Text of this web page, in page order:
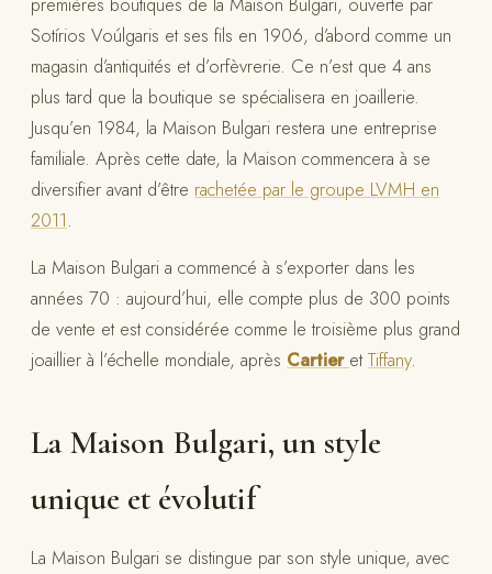
Sotírios Voúlgaris et ses fils en 1906, d’abord comme un
magasin d’antiquités et d’orfèvrerie. Ce n’est que 4 ans
plus tard que la boutique se spécialisera en joaillerie.
Jusqu’en 1984, la Maison Bulgari restera une entreprise
familiale. Après cette date, la Maison commencera à se
diversifier avant d’être rachetée par le groupe LVMH en
2011.
La Maison Bulgari a commencé à s’exporter dans les
années 70 : aujourd’hui, elle compte plus de 300 points
de vente et est considérée comme le troisième plus grand
joaillier à l’échelle mondiale, après Cartier etTiffany.
La Maison Bulgari, un style
unique et évolutif
La Maison Bulgari se distingue par son style unique, avec